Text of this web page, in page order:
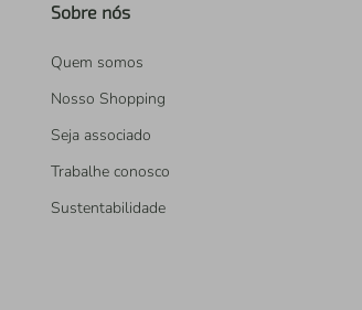
Sobre nós
Quem somos
Nosso Shopping
Seja associado
Trabalhe conosco
Sustentabilidade